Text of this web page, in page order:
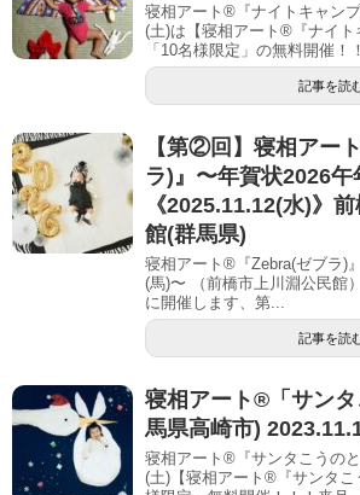
寝相アート®『ナイトキャン
(土)は【寝相アート®︎『ナイト
「10名様限定」の無料開催！
記事を読
【第②回】寝相アー
ラ)』〜年賀状2026午
《2025.11.12(水)》
館(群馬県)
寝相アート®『Zebra(ゼブラ)
(馬)〜 （前橋市上川淵公民館
に開催します、第...
記事を読
寝相アート®「サン
馬県高崎市)
寝相アート®『サンタこうの
(土)【寝相アート®︎『サンタこ